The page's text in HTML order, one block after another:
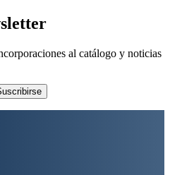
al catálogo y noticias